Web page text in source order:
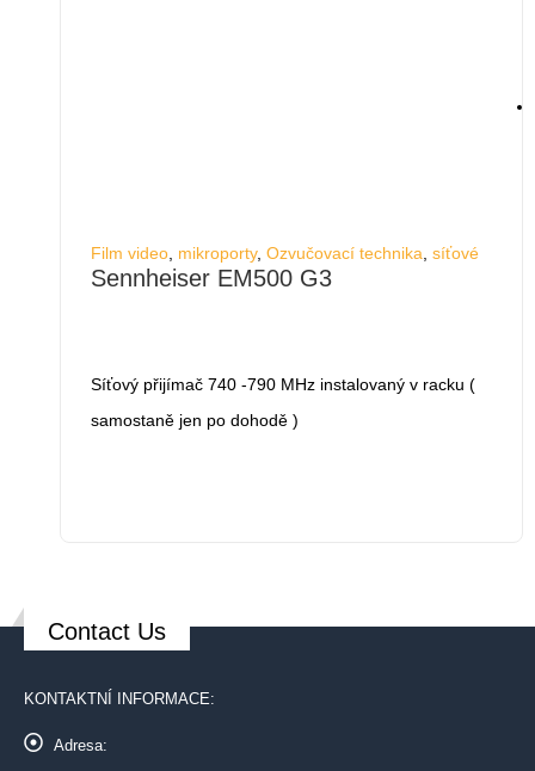
Film video mikroporty, Ozvučovací technika síťové
Sennheiser EM500 G3
Síťový přijímač 740 -790 MHz instalovaný v racku (
samostaně jen po dohodě )
Contact Us
KONTAKTNÍ INFORMACE:
Adresa: